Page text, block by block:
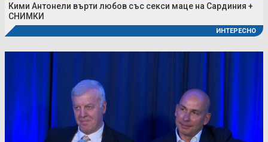
Кими Антонели върти любов със секси маце на Сардиния +
СНИМКИ
ИНТЕРЕСНО